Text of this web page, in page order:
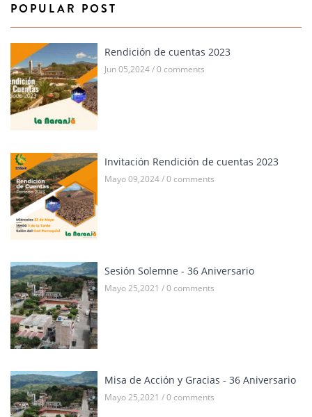
POPULAR POST
Rendición de cuentas 2023
Jun 05,2024 / 0 comments
Invitación Rendición de cuentas 2023
Mayo 09,2024 / 0 comments
Sesión Solemne - 36 Aniversario
Mayo 25,2021 / 0 comments
Misa de Acción y Gracias - 36 Aniversario
Mayo 25,2021 / 0 comments